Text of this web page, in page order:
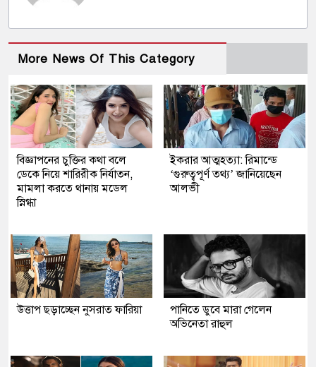
More News Of This Category
বিজ্ঞাপনের চুক্তির কথা বলে
ডেকে নিয়ে শারিরীক নির্যাতন,
মামলা করতে থানায় মডেল
স্নিগ্ধা
ইকরার আত্মহত্যা: রিমান্ডে
‘গুরুত্বপূর্ণ তথ্য’ জানিয়েছেন
আলভী
উত্তাপ ছড়াচ্ছেন নুসরাত ফারিয়া
পানিতে ডুবে মারা গেলেন
অভিনেতা রাহুল